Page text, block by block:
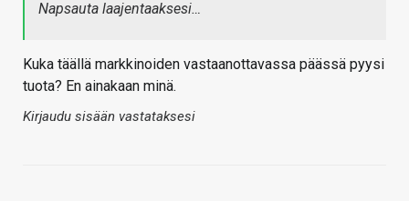
Napsauta laajentaaksesi…
Kuka täällä markkinoiden vastaanottavassa päässä pyysi
tuota? En ainakaan minä.
Kirjaudu sisään vastataksesi